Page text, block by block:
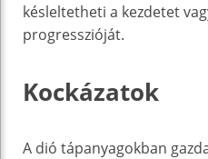
késleltetheti a kezdetet
progresszióját.
Kockázatok
A dió tápanyagokban